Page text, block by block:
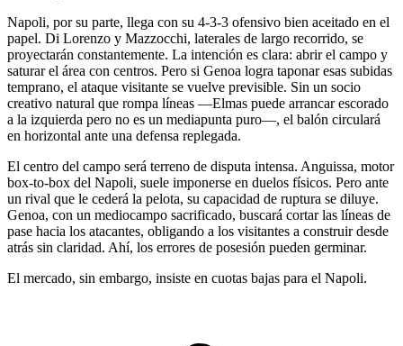
Napoli, por su parte, llega con su 4-3-3 ofensivo bien aceitado en el
papel. Di Lorenzo y Mazzocchi, laterales de largo recorrido, se
proyectarán constantemente. La intención es clara: abrir el campo y
saturar el área con centros. Pero si Genoa logra taponar esas subidas
temprano, el ataque visitante se vuelve previsible. Sin un socio
creativo natural que rompa líneas —Elmas puede arrancar escorado
a la izquierda pero no es un mediapunta puro—, el balón circulará
en horizontal ante una defensa replegada.
El centro del campo será terreno de disputa intensa. Anguissa, motor
box-to-box del Napoli, suele imponerse en duelos físicos. Pero ante
un rival que le cederá la pelota, su capacidad de ruptura se diluye.
Genoa, con un mediocampo sacrificado, buscará cortar las líneas de
pase hacia los atacantes, obligando a los visitantes a construir desde
atrás sin claridad. Ahí, los errores de posesión pueden germinar.
El mercado, sin embargo, insiste en cuotas bajas para el Napoli.